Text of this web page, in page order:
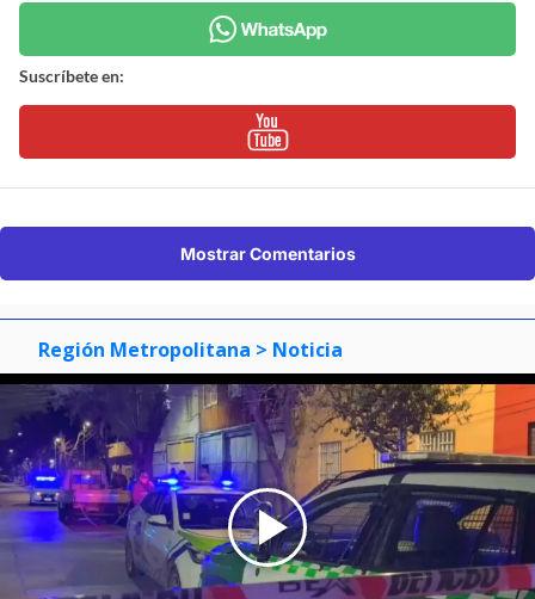
Suscríbete en:
Mostrar Comentarios
Región Metropolitana > Noticia